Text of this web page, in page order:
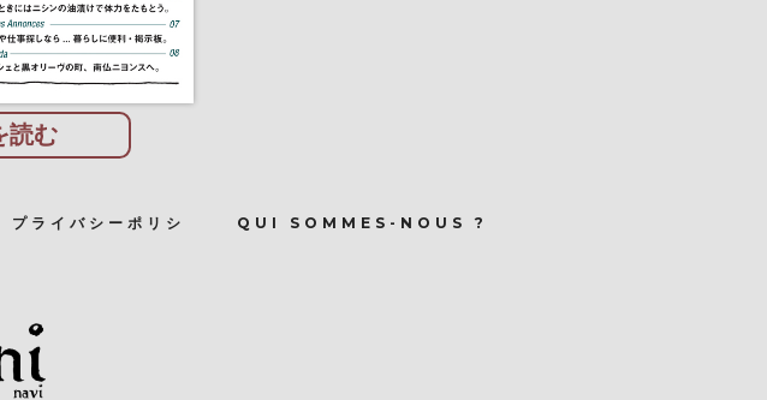
読む
プライバシーポリシ QUI SOMMES-NOUS ?